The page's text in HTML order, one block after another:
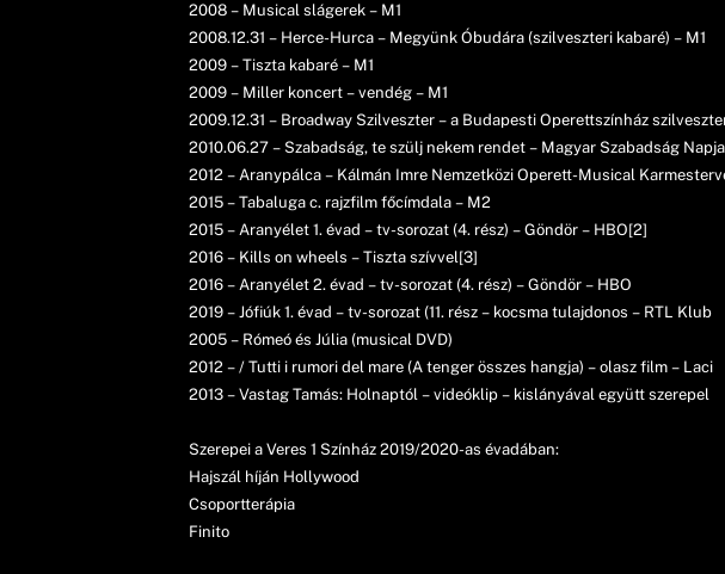
2008 – Musical slágerek – M1
2008.12.31 – Herce-Hurca – Megyünk Óbudára (szilveszteri kabaré) – M1
2009 – Tiszta kabaré – M1
2009 – Miller koncert – vendég – M1
2009.12.31 – Broadway Szilveszter – a Budapesti Operettszínház
2010.06.27 – Szabadság, te szülj nekem rendet – Magyar Szabadság
2012 – Aranypálca – Kálmán Imre Nemzetközi Operett-Musical
2015 – Tabaluga c. rajzfilm főcímdala – M2
2015 – Aranyélet 1. évad – tv-sorozat (4. rész) – Göndör – HBO[2]
2016 – Kills on wheels – Tiszta szívvel[3]
2016 – Aranyélet 2. évad – tv-sorozat (4. rész) – Göndör – HBO
2019 – Jófiúk 1. évad – tv-sorozat (11. rész – kocsma tulajdonos – RTL Klub
2005 – Rómeó és Júlia (musical DVD)
2012 – / Tutti i rumori del mare (A tenger összes hangja) – olasz film – Laci
2013 – Vastag Tamás: Holnaptól – videóklip – kislányával együtt szerepel
Szerepei a Veres 1 Színház 2019/2020-as évadában:
Hajszál híján Hollywood
Csoportterápia
Finito